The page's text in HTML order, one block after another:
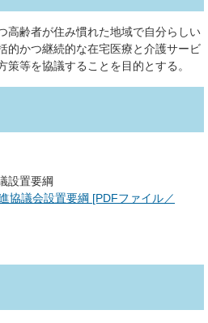
高齢者が住み慣れた地域で自分らしい
的かつ継続的な在宅医療と介護サービ
策等を協議することを目的とする。
設置要綱
協議会設置要綱 [PDFファイル／